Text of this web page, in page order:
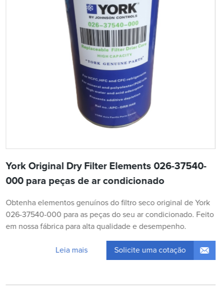
York Original Dry Filter Elements 026-37540-
000 para peças de ar condicionado
Obtenha elementos genuínos do filtro seco original de York
026-37540-000 para as peças do seu ar condicionado. Feito
em nossa fábrica para alta qualidade e desempenho.
Leia mais Solicite uma cotação